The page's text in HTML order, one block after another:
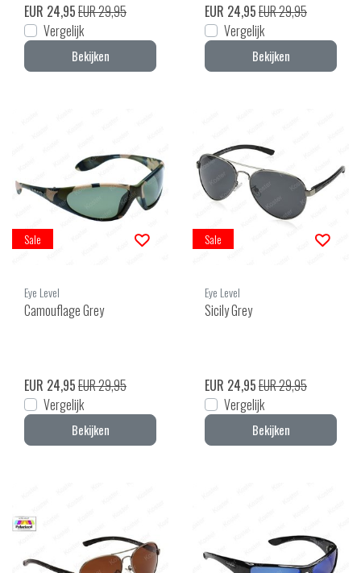
EUR 24,95EUR 29,95
Vergelijk
Bekijken
EUR 24,95EUR 29,95
Vergelijk
Bekijken
Sale
Eye Level
Camouflage Grey
EUR 24,95EUR 29,95
Vergelijk
Bekijken
Sale
Eye Level
Sicily Grey
EUR 24,95EUR 29,95
Vergelijk
Bekijken